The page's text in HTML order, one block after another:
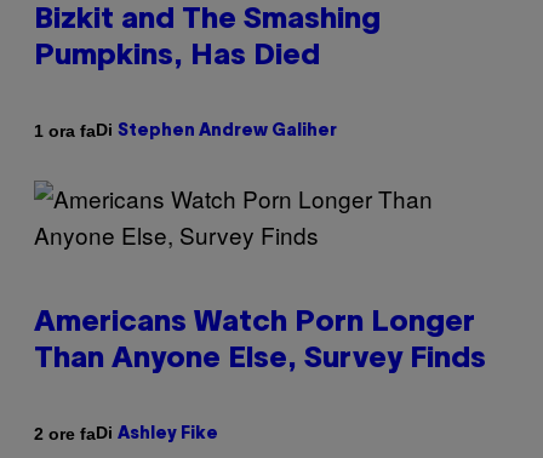
Bizkit and The Smashing
Pumpkins, Has Died
1 ora faDi Stephen Andrew Galiher
Americans Watch Porn Longer
Than Anyone Else, Survey Finds
2 ore faDi Ashley Fike